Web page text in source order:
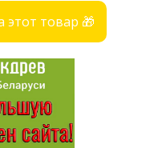
этот товар 🎁